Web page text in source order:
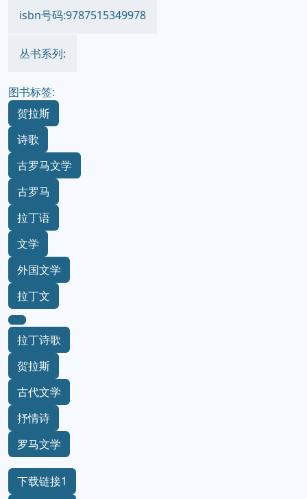
isbn号码:9787515349978
丛书系列:
图书标签:
贺拉斯
诗歌
古罗马文学
古罗马
拉丁语
文学
外国文学
拉丁文
拉丁诗歌
贺拉斯
古代文学
抒情诗
罗马文学
下载链接1